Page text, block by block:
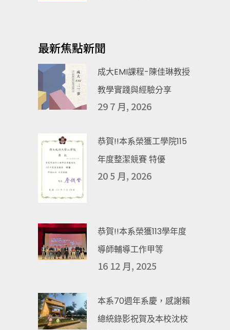
最新焦點新聞
成大EMI課程-陳佳琳教授
教學實踐與經驗分享
29 7 月, 2026
恭賀!!本系榮獲工學院115
年度整潔競賽 特優
20 5 月, 2026
恭賀!!本系榮獲113學年度
導師輔導工作甲等
16 12 月, 2025
本系70週年系慶，感謝賴
總統錄影祝賀及本校沈校